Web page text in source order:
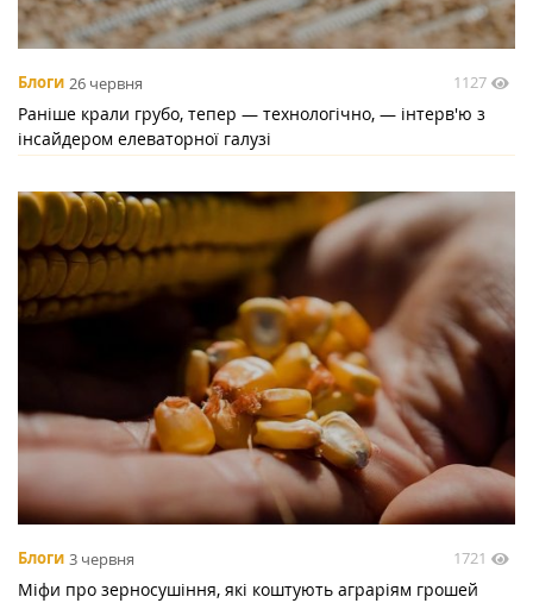
Блоги 26 червня 1127
Раніше крали грубо, тепер — технологічно, — інтерв'ю з
інсайдером елеваторної галузі
Блоги 3 червня 1721
Міфи про зерносушіння, які коштують аграріям грошей